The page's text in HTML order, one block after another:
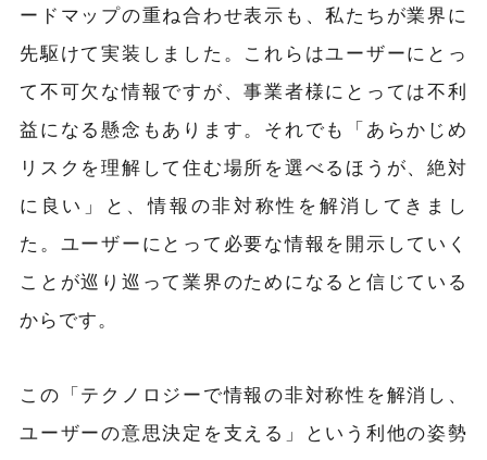
ードマップの重ね合わせ表示も、私たちが業界に
先駆けて実装しました。これらはユーザーにとっ
て不可欠な情報ですが、事業者様にとっては不利
益になる懸念もあります。それでも「あらかじめ
リスクを理解して住む場所を選べるほうが、絶対
に良い」と、情報の非対称性を解消してきまし
た。ユーザーにとって必要な情報を開示していく
ことが巡り巡って業界のためになると信じている
からです。
この「テクノロジーで情報の非対称性を解消し、
ユーザーの意思決定を支える」という利他の姿勢